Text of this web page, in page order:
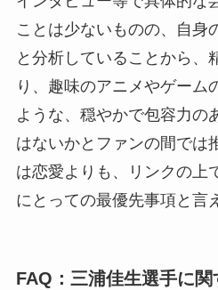
ことは少ないものの、自身
と分析していることから、
り、趣味のアニメやゲーム
ような、穏やかで包容力の
はないかとファンの間では
は恋愛よりも、リンクの上
にとっての最優先事項と言
FAQ：三浦佳生選手に